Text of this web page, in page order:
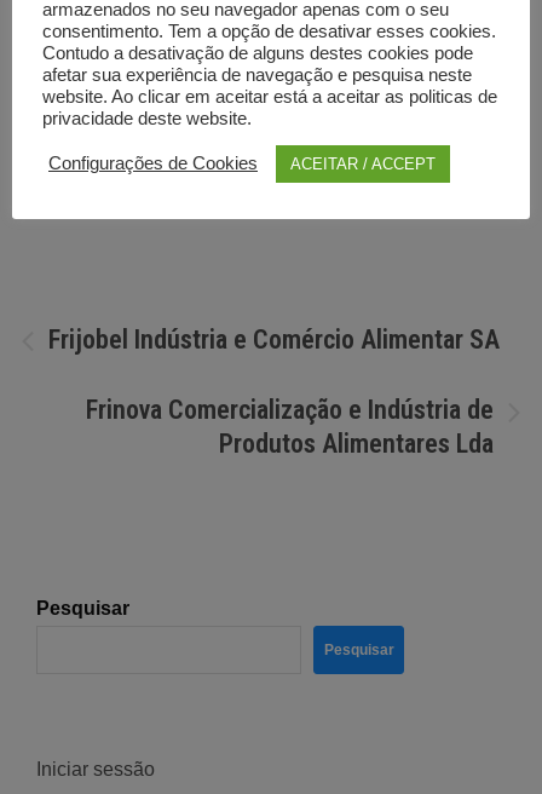
Navegação
Frijobel Indústria e Comércio Alimentar SA
Frinova Comercialização e Indústria de
Produtos Alimentares Lda
Pesquisar
Pesquisar
Iniciar sessão
armazenados no seu navegador apenas com o seu
consentimento. Tem a opção de desativar esses cookies.
Contudo a desativação de alguns destes cookies pode
afetar sua experiência de navegação e pesquisa neste
website. Ao clicar em aceitar está a aceitar as politicas de
privacidade deste website.
Configurações de Cookies ACEITAR / ACCEPT